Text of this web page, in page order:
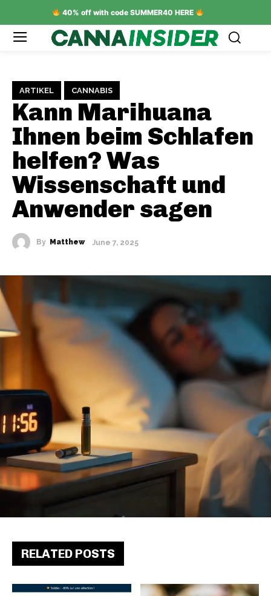
40% off with code SUMMER40 HERE
ARTIKEL CANNABIS
Kann Marihuana
Ihnen beim Schlafen
helfen? Was
Wissenschaft und
Anwender sagen
By Matthew June 7, 2025
RELATED POSTS